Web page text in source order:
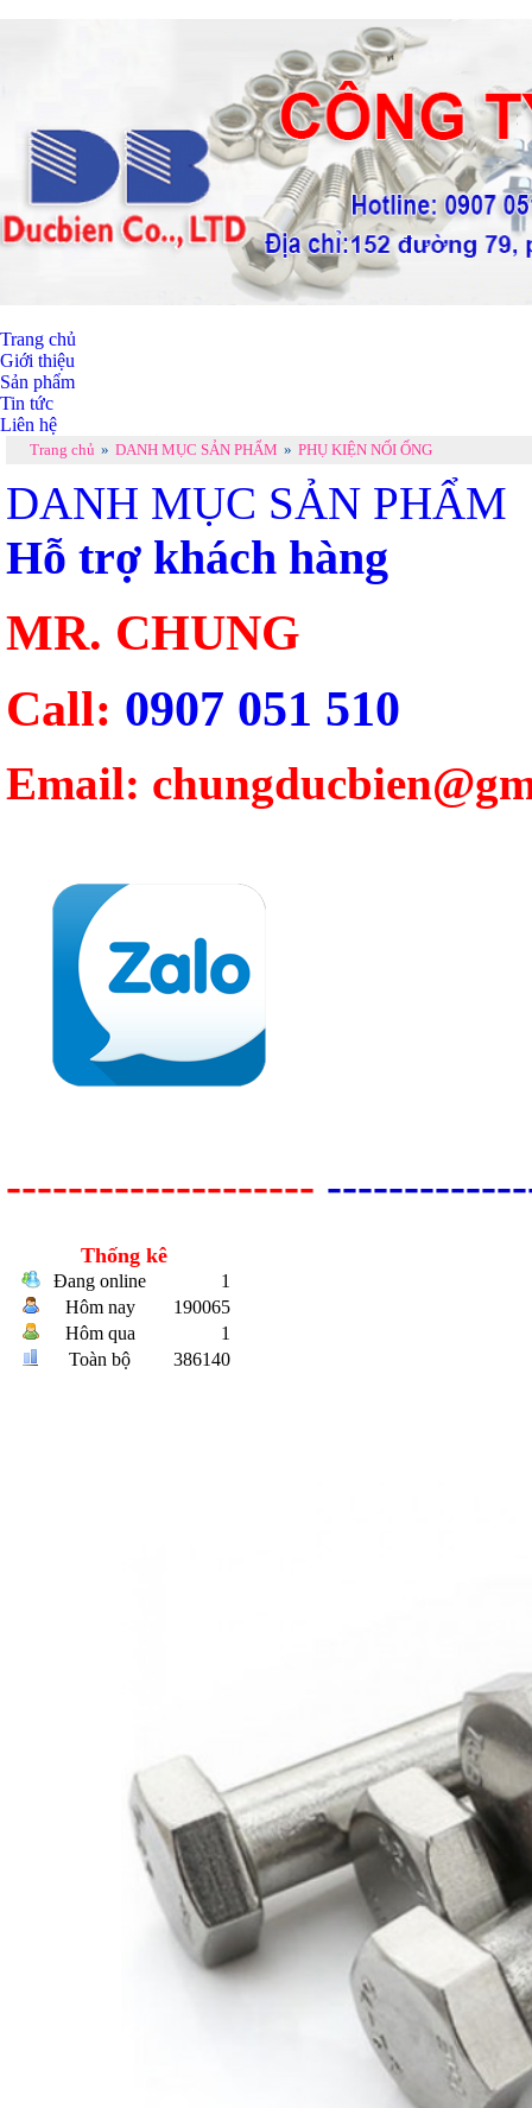
Trang chủ
Giới thiệu
Sản phẩm
Tin tức
Liên hệ
Trang chủ » DANH MỤC SẢN PHẨM » PHỤ KIỆN NỐI ỐNG
DANH MỤC SẢN PHẨM
Hỗ trợ khách hàng
MR. CHUNG
Call: 0907 051 510
Email:
--------------------
Thống kê
Đang online
1
Hôm nay
190065
Hôm qua
1
Toàn bộ
386140